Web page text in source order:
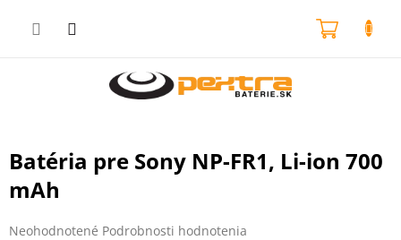
Batéria pre Sony NP-FR1, Li-ion 700
mAh
Priemerné
Neohodnotené Podrobnosti hodnotenia